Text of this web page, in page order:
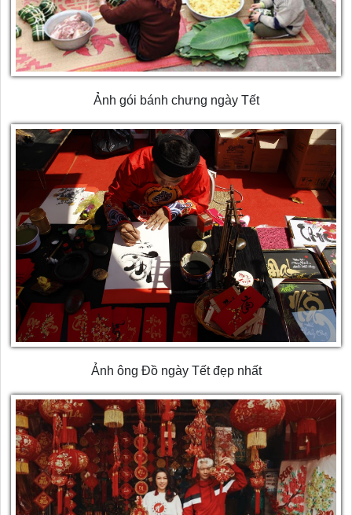
Ảnh gói bánh chưng ngày Tết
Ảnh ông Đồ ngày Tết đẹp nhất